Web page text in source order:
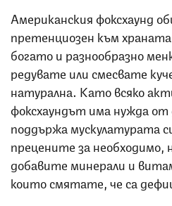
Американския фоксхаунд
претенциозен към
богато и разнообразно
редувате или смесвате
натурална. Като всяко
фоксхаундът има нужда от
поддържа мускулатурата
прецените за необходимо,
добавите минерали и
които смятате, че са